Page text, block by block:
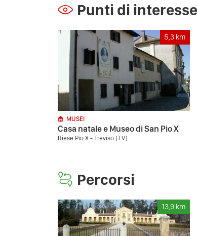
Punti di interesse
5,3 km
MUSEI
Casa natale e Museo di San Pio X
Riese Pio X - Treviso (TV)
Percorsi
13,9 km